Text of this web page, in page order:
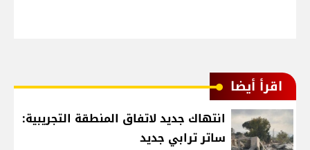
اقرأ أيضا
انتهاك جديد لاتفاق المنطقة التجريبية:
ساتر ترابي جديد